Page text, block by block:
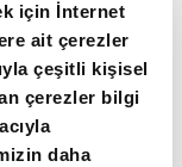
için İnternet
ait çerezler
çeşitli kişisel
çerezler bilgi
daha
olmayan
800 bin
seviyesine